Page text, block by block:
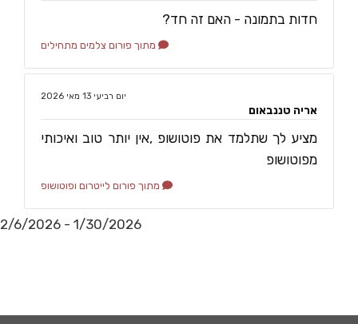
חדות בתמונה - האם זה חד?
מתוך פורום צלמים מתחילים
‏יום רביעי ‏13 ‏מאי ‏2026
אריה טננבאום
מציע לך שתלמד את פוטושופ ,אין יותר טוב ואיכותי
מפוטושופ
מתוך פורום לייטרום ופוטושופ
2/6/2026 - 1/30/2026